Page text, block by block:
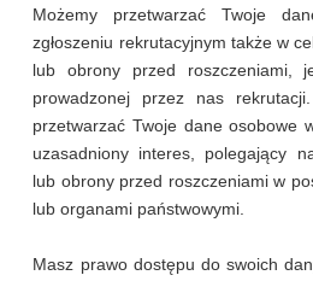
Możemy przetwarzać Twoje
zgłoszeniu rekrutacyjnym także w
lub obrony przed roszczeniami,
prowadzonej przez nas
przetwarzać Twoje dane osobowe
uzasadniony interes, polegający
lub obrony przed roszczeniami w
lub organami państwowymi.
Masz prawo dostępu do swoich